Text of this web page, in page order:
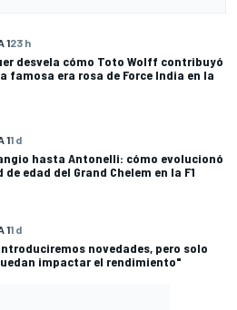
123 h
desvela cómo Toto Wolff contribuyó
famosa era rosa de Force India en la
11 d
hasta Antonelli: cómo evolucionó
de edad del Grand Chelem en la F1
11 d
novedades, pero solo
impactar el rendimiento"